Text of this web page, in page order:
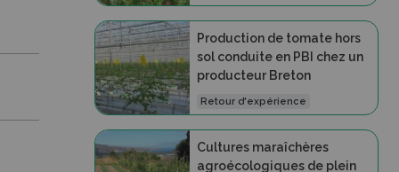
Production de tomate hors
sol conduite en PBI chez un
producteur Breton
Retour d'expérience
Cultures maraîchères
agroécologiques de plein